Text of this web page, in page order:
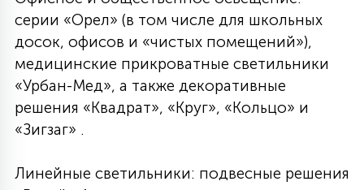
серии «Орел» (в том числе для школьных
досок, офисов и «чистых помещений»),
медицинские прикроватные светильники
«Урбан-Мед», а также декоративные
решения «Квадрат», «Круг», «Кольцо» и
«Зигзаг» .
Линейные светильники: подвесные решения